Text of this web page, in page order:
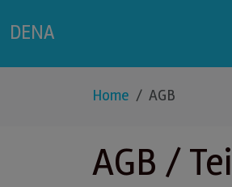
DENA
Home AGB
AGB /